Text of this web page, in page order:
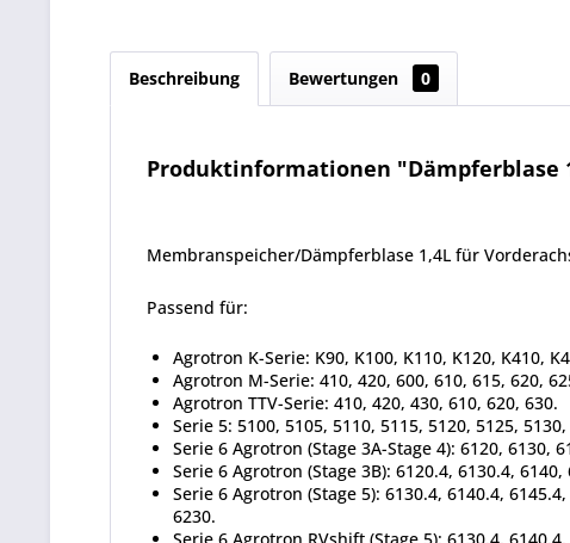
Beschreibung Bewertungen 0
Produktinformationen "Dämpferblase
Membranspeicher/Dämpferblase 1,4L für
Passend für:
Agrotron K-Serie: K90, K100, K110, K120, K410,
Agrotron M-Serie: 410, 420, 600, 610, 615, 620,
Agrotron TTV-Serie: 410, 420, 430, 610, 620, 630.
Serie 5: 5100, 5105, 5110, 5115, 5120, 5125, 5130,
Serie 6 Agrotron (Stage 3A-Stage 4): 6120, 6130,
Serie 6 Agrotron (Stage 3B): 6120.4, 6130.4,
Serie 6 Agrotron (Stage 5): 6130.4, 6140.4,
6230.